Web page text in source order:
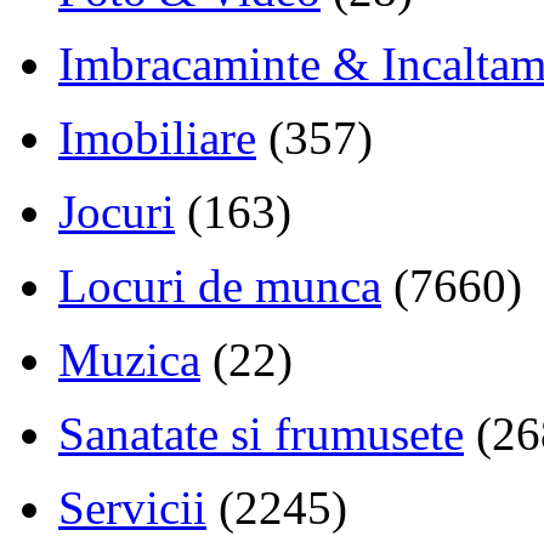
Imbracaminte &
Imobiliare (357)
Jocuri (163)
Locuri de munca (7660)
Muzica (22)
Sanatate si frumusete
Servicii (2245)